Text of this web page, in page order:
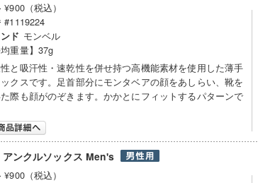
¥900（税込）
#1119224
ド モンベル
均重量】37g
と吸汗性・速乾性を併せ持つ高機能素材を使用した薄手
クスです。足首部分にモンタベアの顔をあしらい、靴を
際も顔がのぞきます。かかとにフィットするパターンで
ンクルソックス Men's
¥900（税込）